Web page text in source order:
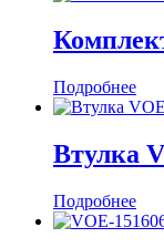
Подробнее
Втулка
Подробнее